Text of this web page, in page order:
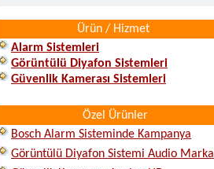
Ürün / Hizmet
Alarm Sistemleri
Görüntülü Diyafon Sistemleri
Güvenlik Kamerası Sistemleri
Özel Ürünler
Bosch Alarm Sisteminde Kampanya
Görüntülü Diyafon Sistemi Audio Marka